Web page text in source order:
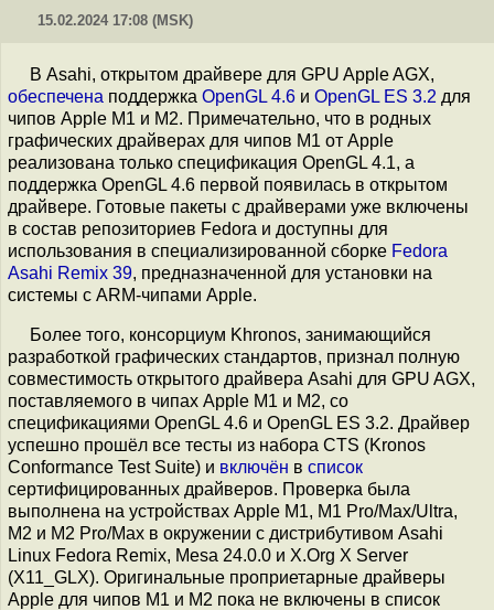
15.02.2024 17:08 (MSK)
В Asahi, открытом драйвере для GPU Apple AGX,
обеспечена поддержка OpenGL 4.6 и OpenGL ES 3.2 для
чипов Apple M1 и M2. Примечательно, что в родных
графических драйверах для чипов M1 от Apple
реализована только спецификация OpenGL 4.1, а
поддержка OpenGL 4.6 первой появилась в открытом
драйвере. Готовые пакеты с драйверами уже включены
в состав репозиториев Fedora и доступны для
использования в специализированной сборке Fedora
Asahi Remix 39, предназначенной для установки на
системы с ARM-чипами Apple.
Более того, консорциум Khronos, занимающийся
разработкой графических стандартов, признал полную
совместимость открытого драйвера Asahi для GPU AGX,
поставляемого в чипах Apple M1 и M2, со
спецификациями OpenGL 4.6 и OpenGL ES 3.2. Драйвер
успешно прошёл все тесты из набора CTS (Kronos
Conformance Test Suite) и включён в список
сертифицированных драйверов. Проверка была
выполнена на устройствах Apple M1, M1 Pro/Max/Ultra,
M2 и M2 Pro/Max в окружении с дистрибутивом Asahi
Linux Fedora Remix, Mesa 24.0.0 и X.Org X Server
(X11_GLX). Оригинальные проприетарные драйверы
Apple для чипов M1 и M2 пока не включены в список